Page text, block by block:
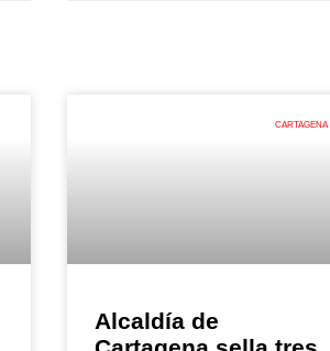
CARTAGENA
Alcaldía de